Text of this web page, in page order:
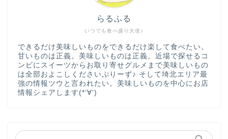
いつでも食べ盛り大使♪
らるふる
できるだけ美味しいものをできるだけ楽して食べたい。
甘いものは正義。美味しいものは正義。近場で探せるコ
ンビにスイーツからお取り寄せグルメまで美味しいもの
は全部およこしくださいぷりーず♪ そして埼北エリア最
強の情報ツウと言われたい。美味しいものを中心にお店
情報シェアします(*‘∀‘)